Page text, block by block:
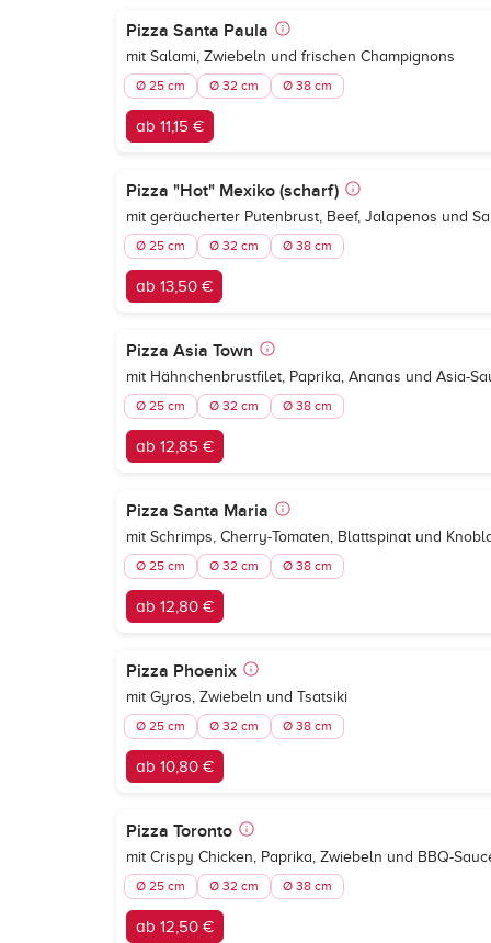
Pizza Santa Paula
mit Salami, Zwiebeln und frischen Champignons
Ø 25 cm Ø 32 cm Ø 38 cm
ab 11,15 €
Pizza "Hot" Mexiko (scharf)
mit geräucherter Putenbrust, Beef, Jalapenos und
Ø 25 cm Ø 32 cm Ø 38 cm
ab 13,50 €
Pizza Asia Town
mit Hähnchenbrustfilet, Paprika, Ananas und Asia-
Ø 25 cm Ø 32 cm Ø 38 cm
ab 12,85 €
Pizza Santa Maria
mit Schrimps, Cherry-Tomaten, Blattspinat und
Ø 25 cm Ø 32 cm Ø 38 cm
ab 12,80 €
Pizza Phoenix
mit Gyros, Zwiebeln und Tsatsiki
Ø 25 cm Ø 32 cm Ø 38 cm
ab 10,80 €
Pizza Toronto
mit Crispy Chicken, Paprika, Zwiebeln und BBQ-
Ø 25 cm Ø 32 cm Ø 38 cm
ab 12,50 €